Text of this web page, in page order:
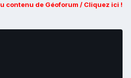
contenu de Géoforum / Cliquez ici !